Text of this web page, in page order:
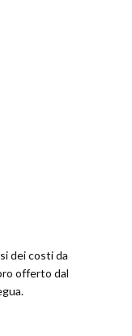
dei costi da
offerto dal